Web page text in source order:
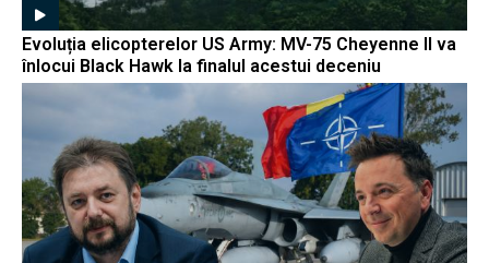
Evoluția elicopterelor US Army: MV-75 Cheyenne II va
înlocui Black Hawk la finalul acestui deceniu